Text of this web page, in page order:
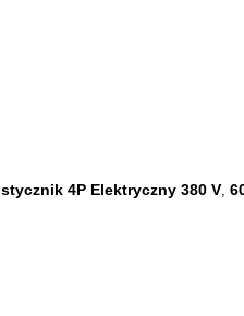
stycznik 4P Elektryczny 380 V,